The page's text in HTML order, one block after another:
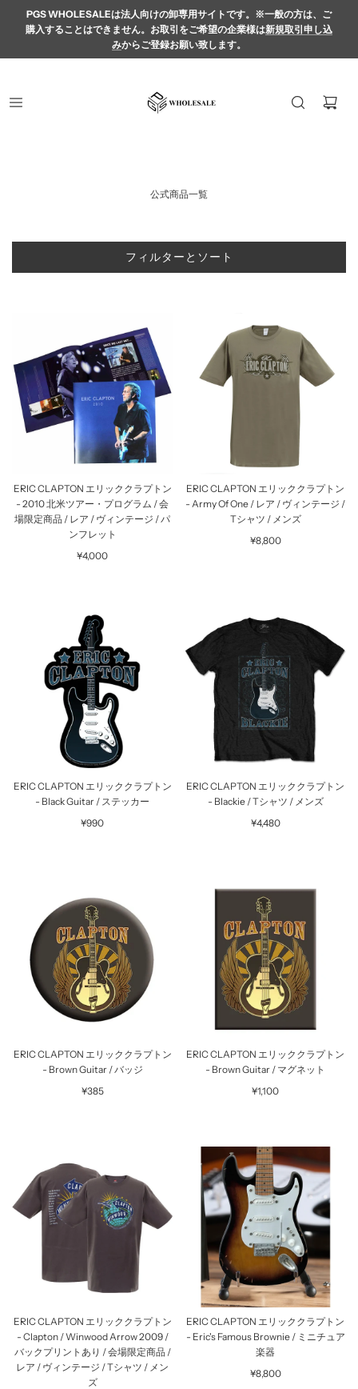
PGS WHOLESALEは法人向けの卸専用サイトです。※一般の方は、ご
購入することはできません。お取引をご希望の企業様は新規取引申し込
みからご登録お願い致します。
公式商品一覧
フィルターとソート
ERIC CLAPTON エリッククラプトン
- 2010 北米ツアー・プログラム / 会
場限定商品 / レア / ヴィンテージ / パ
ンフレット
¥4,000
ERIC CLAPTON エリッククラプトン
- Army Of One / レア / ヴィンテージ /
Tシャツ / メンズ
¥8,800
ERIC CLAPTON エリッククラプトン
- Black Guitar / ステッカー
¥990
ERIC CLAPTON エリッククラプトン
- Blackie / Tシャツ / メンズ
¥4,480
ERIC CLAPTON エリッククラプトン
- Brown Guitar / バッジ
¥385
ERIC CLAPTON エリッククラプトン
- Brown Guitar / マグネット
¥1,100
ERIC CLAPTON エリッククラプトン
- Clapton / Winwood Arrow 2009 /
バックプリントあり / 会場限定商品 /
レア / ヴィンテージ / Tシャツ / メン
ズ
ERIC CLAPTON エリッククラプトン
- Eric's Famous Brownie / ミニチュア
楽器
¥8,800